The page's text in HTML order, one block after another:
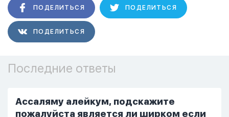
ПОДЕЛИТЬСЯ ПОДЕЛИТЬСЯ
ПОДЕЛИТЬСЯ
Последние ответы
Ассаляму алейкум, подскажите
пожалуйста является ли ширком если